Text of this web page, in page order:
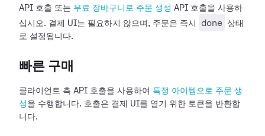
API 호출 또는 무료 장바구니로 주문 생성 API 호출을 사용하
십시오. 결제 UI는 필요하지 않으며, 주문은 즉시
done 상태
로 설정됩니다.
빠른 구매
클라이언트 측 API 호출을 사용하여 특정 아이템으로 주문 생
성 을 수행합니다. 호출은 결제 UI를 열기 위한 토큰을 반환합
니다.